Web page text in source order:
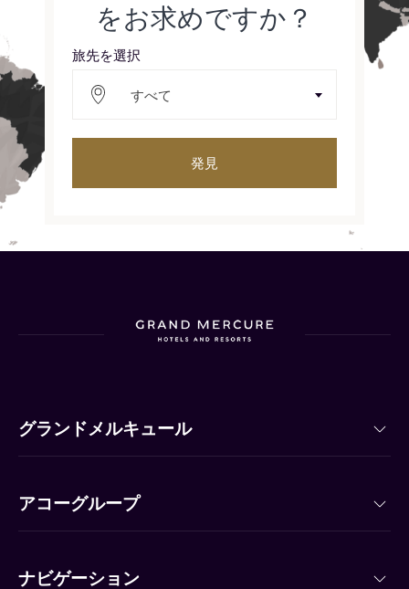
をお求めですか？
旅先を選択
すべて
発見
グランドメルキュール
アコーグループ
ナビゲーション